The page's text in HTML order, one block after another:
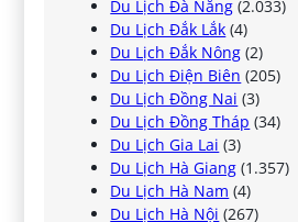
Du Lịch Đà Nẵng (2.033)
Du Lịch Đắk Lắk (4)
Du Lịch Đắk Nông (2)
Du Lịch Điện Biên (205)
Du Lịch Đồng Nai (3)
Du Lịch Đồng Tháp (34)
Du Lịch Gia Lai (3)
Du Lịch Hà Giang (1.357)
Du Lịch Hà Nam (4)
Du Lịch Hà Nội (267)